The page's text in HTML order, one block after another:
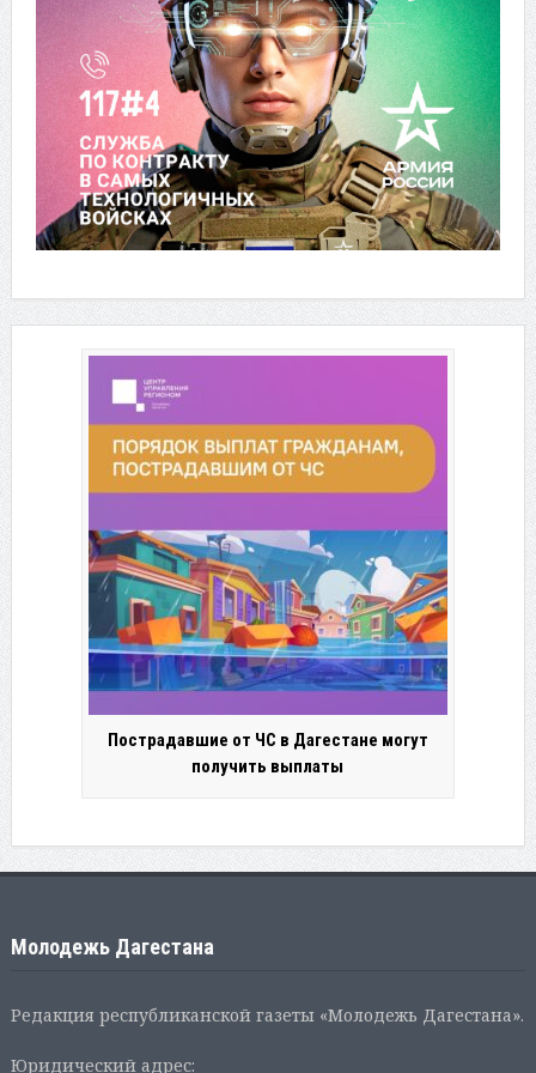
Пострадавшие от ЧС в Дагестане могут
получить выплаты
Молодежь Дагестана
Редакция республиканской газеты «Молодежь Дагестана».
Юридический адрес: